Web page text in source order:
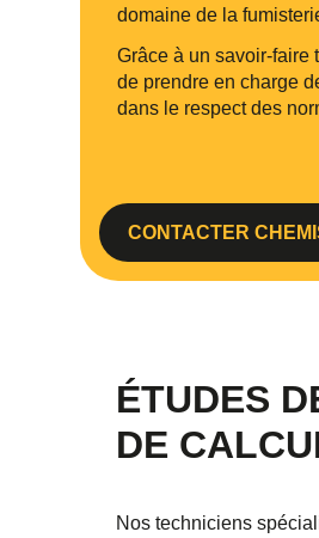
domaine de la
Grâce à un savoir-faire
de prendre en charge
dans le respect des
CONTACTER
ÉTUDES
DE
Nos techniciens